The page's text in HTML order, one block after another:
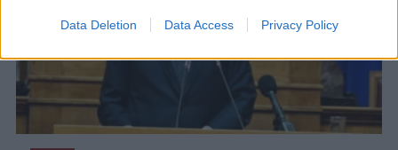
Data Deletion Data Access Privacy Policy